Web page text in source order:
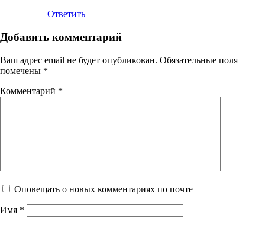
Ответить
Добавить комментарий
Ваш адрес email не будет опубликован. Обязательные поля
помечены *
Комментарий *
Оповещать о новых комментариях по почте
Имя *